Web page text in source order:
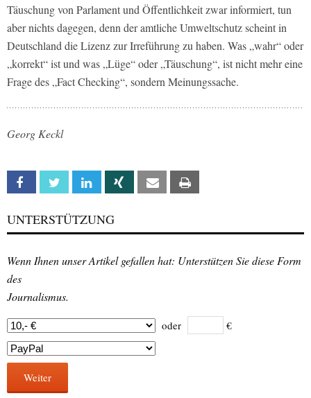
Täuschung von Parlament und Öf­fentlichkeit zwar informiert, tun
aber nichts dagegen, denn der amtliche Umweltschutz scheint in
Deutschland die Lizenz zur Irreführung zu haben. Was „wahr“ oder
„korrekt“ ist und was „Lüge“ oder „Täuschung“, ist nicht mehr eine
Frage des „Fact Checking“, sondern Meinungssache.
Georg Keckl
Facebook Twitter Linkedin Xing Email
UNTERSTÜTZUNG
Wenn Ihnen unser Artikel gefallen hat: Unterstützen Sie diese Form
des
Journalismus.
oder €
Weiter